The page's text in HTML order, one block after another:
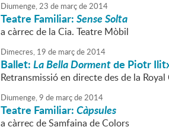
Diumenge,23 de marçde2014
Teatre Familiar:Sense Solta
a càrrec de la Cia. Teatre Mòbil
Dimecres, 19 de marçde2014
Ballet:La Bella Dormentde Piotr
Retransmissió en directe des de la
Diumenge,9 de marçde2014
Teatre Familiar:Càpsules
a càrrec de Samfaina de Colors